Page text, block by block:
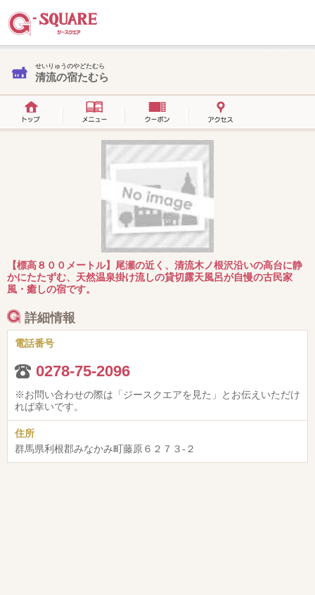
せいりゅうのやどたむら
清流の宿たむら
【標高８００メートル】尾瀬の近く、清流木ノ根沢沿いの高台に静
かにたたずむ、天然温泉掛け流しの貸切露天風呂が自慢の古民家
風・癒しの宿です。
詳細情報
電話番号
0278-75-2096
※お問い合わせの際は「ジースクエアを見た」とお伝えいただけ
れば幸いです。
住所
群馬県利根郡みなかみ町藤原６２７３-２